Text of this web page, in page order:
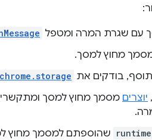
עם שגרת המרה ומטפל
מחוץ למסך.
chrome.storage
יוצרים מסמך מחוץ למסך
שהוספתם למסמך מחוץ